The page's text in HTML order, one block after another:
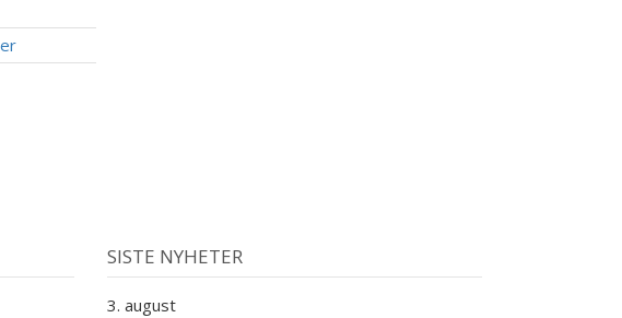
SISTE NYHETER
3. august